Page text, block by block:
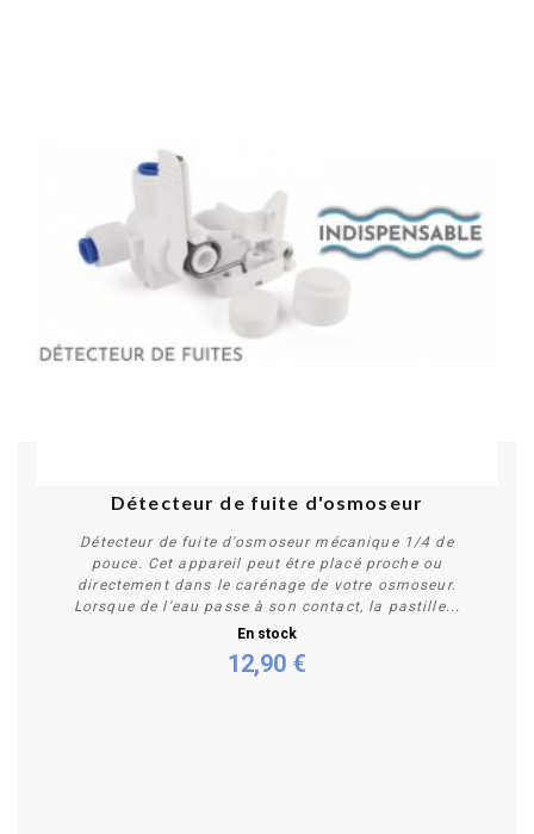
Détecteur de fuite d'osmoseur
Détecteur de fuite d'osmoseur mécanique 1/4 de
pouce. Cet appareil peut être placé proche ou
directement dans le carénage de votre osmoseur.
Lorsque de l'eau passe à son contact, la pastille...
En stock
12,90 €